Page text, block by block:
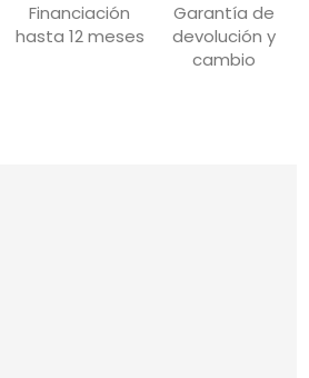
Financiación
hasta 12 meses
Garantía de
devolución y
cambio